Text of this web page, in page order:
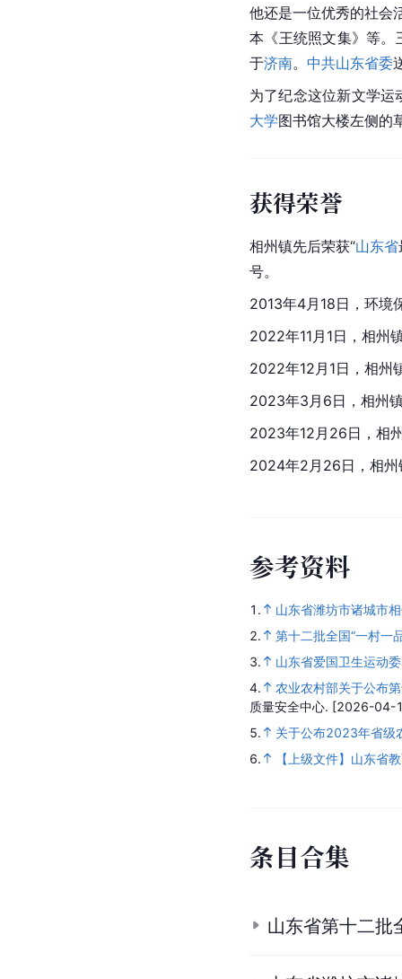
他还是一位优秀的社会
本《王统照文集》等。
于济南。 中共山东省委
为了纪念这位新文学
大学图书馆大楼左侧的
获得荣誉
相州镇先后荣获“山东省
号。
2013年4月18日，环境
2022年11月1日，相州
2022年12月1日，相州
2023年3月6日，相州
2023年12月26日，相
2024年2月26日，相州
参考资料
1.
山东省潍坊市诸城市
2.
第十二批全国“一村一
3.
山东省爱国卫生运动
4.
农业农村部关于公布
质量安全中心. [2026-04-
5.
关于公布2023年省级
6.
【上级文件】山东省
条目合集
山东省第十二批